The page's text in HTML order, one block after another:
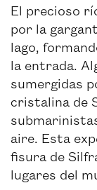
El precioso
por la
lago,
la entrada.
sumergidas
cristalina de
aire. Esta
fisura de
lugares del